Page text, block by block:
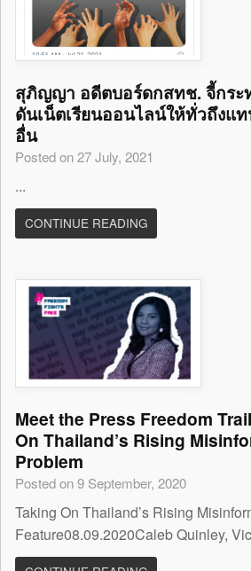
สุภิญญา อดีตบอร์ดกสทช. จี้กระ
ดันเน็ตเรียนออนไลน์ให้ทั่วถึงแ
อื่น
Posted on 27 July, 2021
...
CONTINUE READING
Meet the Press Freedom
On Thailand’s Rising
Problem
Posted on 9 September, 2020
Taking On Thailand’s Rising
Feature08.09.2020Caleb Quinley,